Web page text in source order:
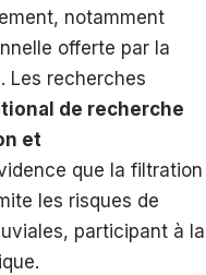
notamment
offerte par la
Les recherches
de recherche
et
que la filtration
les risques de
participant à la